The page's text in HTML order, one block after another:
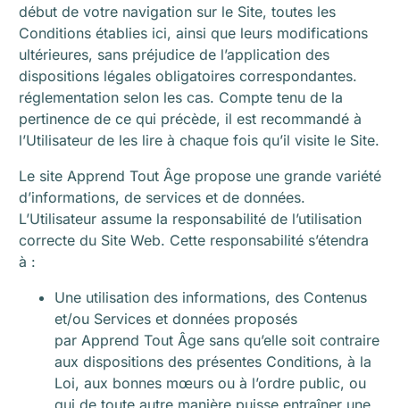
début de votre navigation sur le Site, toutes les
Conditions établies ici, ainsi que leurs modifications
ultérieures, sans préjudice de l’application des
dispositions légales obligatoires correspondantes.
réglementation selon les cas. Compte tenu de la
pertinence de ce qui précède, il est recommandé à
l’Utilisateur de les lire à chaque fois qu’il visite le Site.
Le site Apprend Tout Âge propose une grande variété
d’informations, de services et de données.
L’Utilisateur assume la responsabilité de l’utilisation
correcte du Site Web. Cette responsabilité s’étendra
à :
Une utilisation des informations, des Contenus
et/ou Services et données proposés
par Apprend Tout Âge sans qu’elle soit contraire
aux dispositions des présentes Conditions, à la
Loi, aux bonnes mœurs ou à l’ordre public, ou
qui de toute autre manière puisse entraîner une